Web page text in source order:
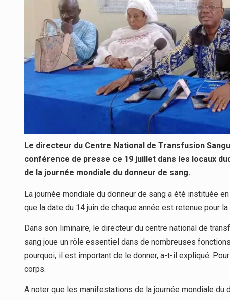
Le directeur du Centre National de Transfusion
conférence de presse ce 19 juillet dans les locaux
de la journée mondiale du donneur de sang.
La journée mondiale du donneur de sang a été instituée
que la date du 14 juin de chaque année est retenue pour
Dans son liminaire, le directeur du centre national de
sang joue un rôle essentiel dans de nombreuses
pourquoi, il est important de le donner, a-t-il expliqué.
corps.
A noter que les manifestations de la journée mondiale